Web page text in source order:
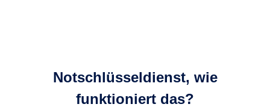
Notschlüsseldienst, wie
funktioniert das?